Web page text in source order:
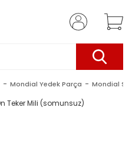
Mondial Yedek Parça Mondial